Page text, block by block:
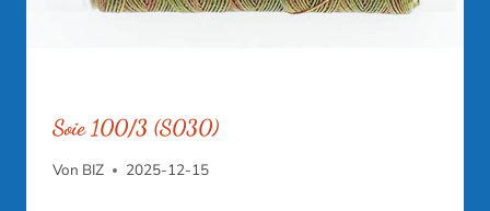
Soie 100/3 (S030)
Von BIZ 2025-12-15